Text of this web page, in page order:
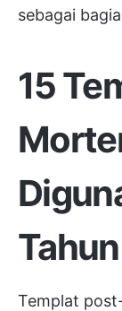
sebagai
15
Templat